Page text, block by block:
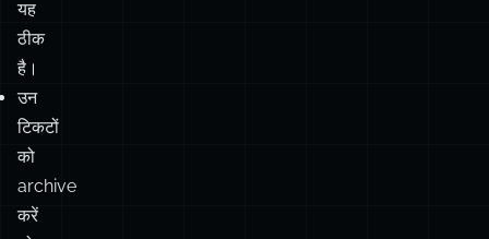
टिकटों
को
archive
करें
जो
महीनों
से
untouched